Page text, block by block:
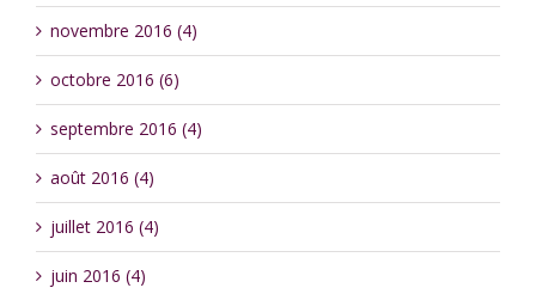
novembre 2016 (4)
octobre 2016 (6)
septembre 2016 (4)
août 2016 (4)
juillet 2016 (4)
juin 2016 (4)